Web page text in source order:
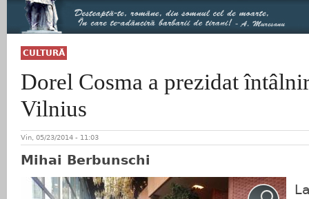
CULTURĂ
Dorel Cosma a prezidat
Vilnius
Vin, 05/23/2014 - 11:03
Mihai Berbunschi